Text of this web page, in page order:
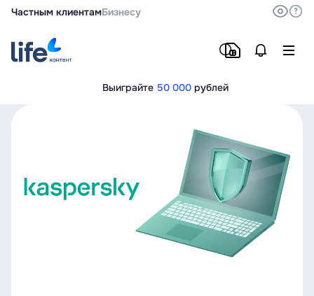
Частным клиентамБизнесу
Выиграйте 50 000 рублей